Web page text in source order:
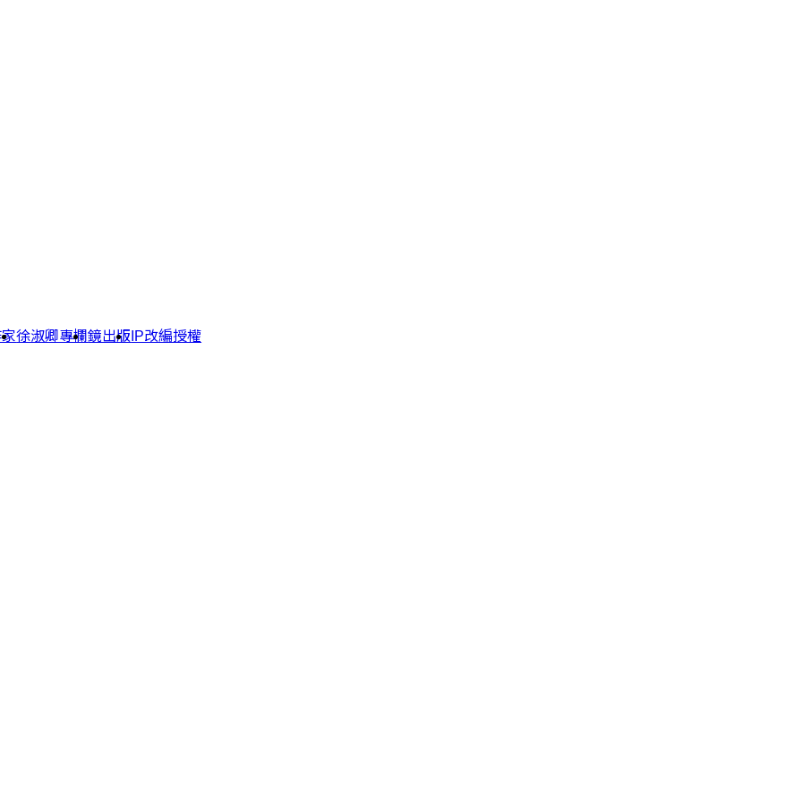
徐淑卿專欄鏡出版 IP改編授權